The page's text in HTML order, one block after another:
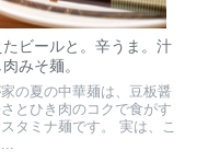
たビールと。辛うま。汁
みそ麺。
の夏の中華麺は、豆板醤
とひき肉のコクで食がす
タミナ麺です。 実は、こ